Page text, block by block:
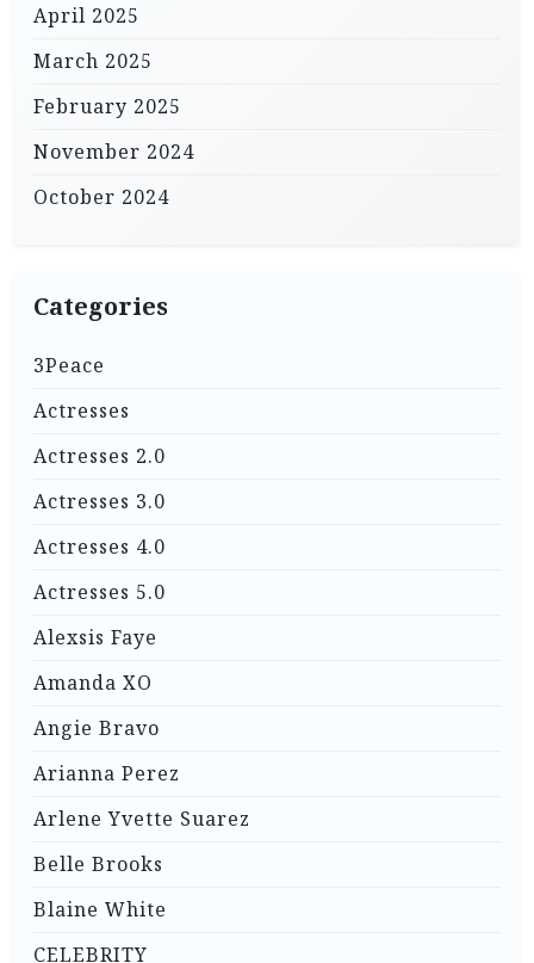
April 2025
March 2025
February 2025
November 2024
October 2024
Categories
3Peace
Actresses
Actresses 2.0
Actresses 3.0
Actresses 4.0
Actresses 5.0
Alexsis Faye
Amanda XO
Angie Bravo
Arianna Perez
Arlene Yvette Suarez
Belle Brooks
Blaine White
CELEBRITY